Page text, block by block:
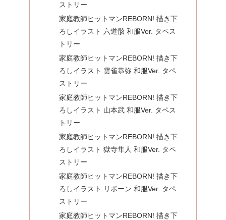
ストリー
家庭教師ヒットマンREBORN! 描き下
ろしイラスト 六道骸 和服Ver. タペス
トリー
家庭教師ヒットマンREBORN! 描き下
ろしイラスト 雲雀恭弥 和服Ver. タペ
ストリー
家庭教師ヒットマンREBORN! 描き下
ろしイラスト 山本武 和服Ver. タペス
トリー
家庭教師ヒットマンREBORN! 描き下
ろしイラスト 獄寺隼人 和服Ver. タペ
ストリー
家庭教師ヒットマンREBORN! 描き下
ろしイラスト リボーン 和服Ver. タペ
ストリー
家庭教師ヒットマンREBORN! 描き下